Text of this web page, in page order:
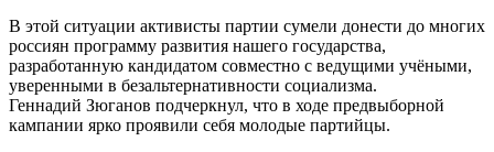
В этой ситуации активисты партии сумели донести до многих
россиян программу развития нашего государства,
разработанную кандидатом совместно с ведущими учёными,
уверенными в безальтернативности социализма.
Геннадий Зюганов подчеркнул, что в ходе предвыборной
кампании ярко проявили себя молодые партийцы.